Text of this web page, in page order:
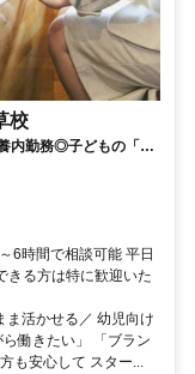
校
内勤務◎子どもの「で
6時間で相談可能 平日
きる方は特に歓迎いた
ま活かせる／ 幼児向け
働きたい」 「ブラン
も安心して スター...